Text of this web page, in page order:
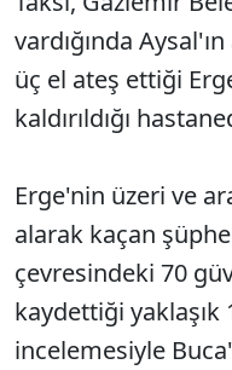
vardığında
üç el ateş ettiği
kaldırıldığı
Erge'nin üzeri ve
alarak kaçan
çevresindeki 70
kaydettiği
incelemesiyle